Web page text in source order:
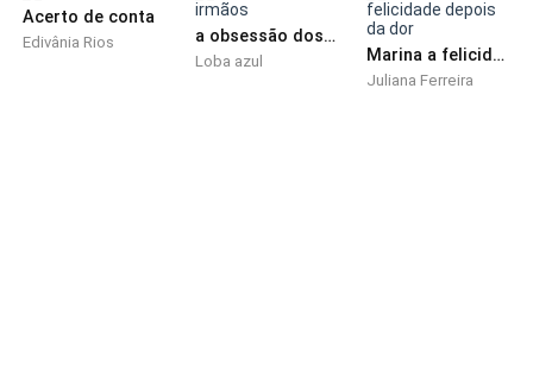
— Isabela — disse apenas, contagiada pelo seu
Acerto de conta
Edivânia Rios a obsessão dos irmãos
Loba azul Marina a felicidade depois da dor
Juliana Ferreira